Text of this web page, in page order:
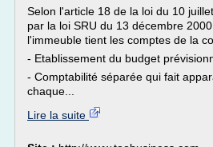
Selon l'article 18 de la loi du 10
par la loi SRU du 13 décembre
l'immeuble tient les comptes de la
- Etablissement du budget
- Comptabilité séparée qui fait
chaque...
Lire la suite